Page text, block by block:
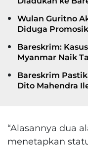
Wulan Guritno
Diduga
Bareskrim:
Myanmar Naik
Bareskrim
Dito Mahendra
“Alasannya dua
menetapkan